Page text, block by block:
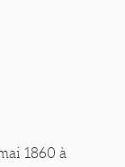
1860 à